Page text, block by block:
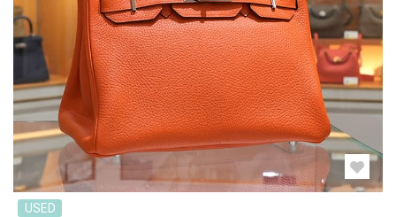
USED